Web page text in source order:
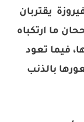
يقتربان
ما ارتكباه
فيما تعود
بالذنب